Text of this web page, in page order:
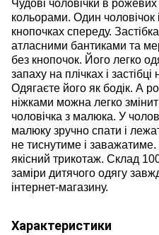
Чудові чоловічки в
кольорами. Один чоловічок
кнопочках спереду.
атласними бантиками та
без кнопочок. Його легко
запаху на плічках і
Одягаєте його як бодік. А
ніжками можна легко
чоловічка з малюка. У
малюку зручно спати і
не тиснутиме і
якісний трикотаж. Склад
заміри дитячого одягу
інтернет-магазину.
Характеристики